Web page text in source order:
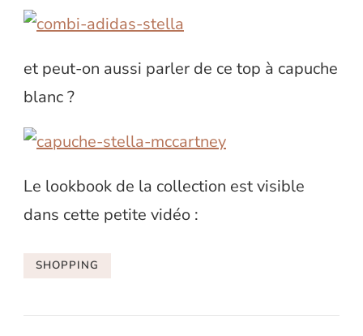
et peut-on aussi parler de ce top à capuche
blanc ?
Le lookbook de la collection est visible
dans cette petite vidéo :
SHOPPING